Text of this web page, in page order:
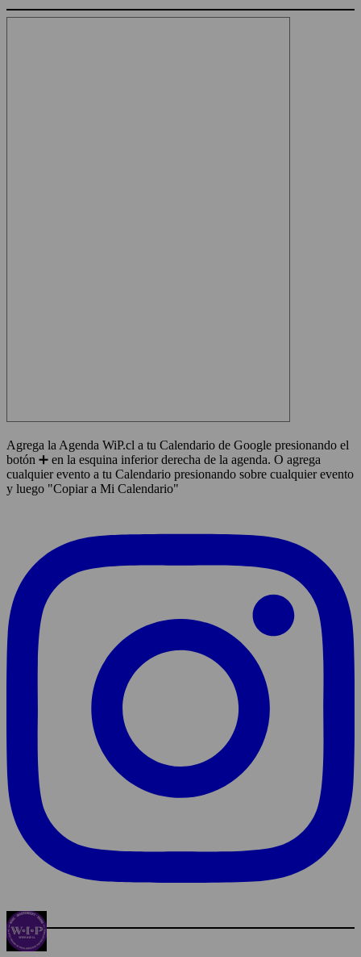
Agrega la Agenda WiP.cl a tu Calendario de Google presionando el
botón ➕ en la esquina inferior derecha de la agenda. O agrega
cualquier evento a tu Calendario presionando sobre cualquier evento
y luego "Copiar a Mi Calendario"